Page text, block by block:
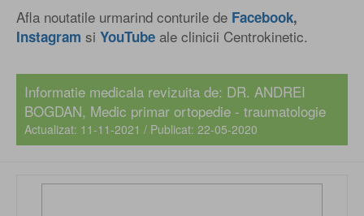
Afla noutatile urmarind conturile de Facebook,
Instagram si YouTube ale clinicii Centrokinetic.
Informatie medicala revizuita de: DR. ANDREI
BOGDAN, Medic primar ortopedie - traumatologie
Actualizat: 11-11-2021 / Publicat: 22-05-2020